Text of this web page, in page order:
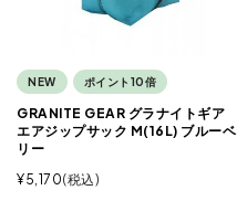
NEW ポイント10倍
GRANITE GEAR グラナイトギア
エアジップサック M(16L) ブルーベ
リー
¥5,170 税込